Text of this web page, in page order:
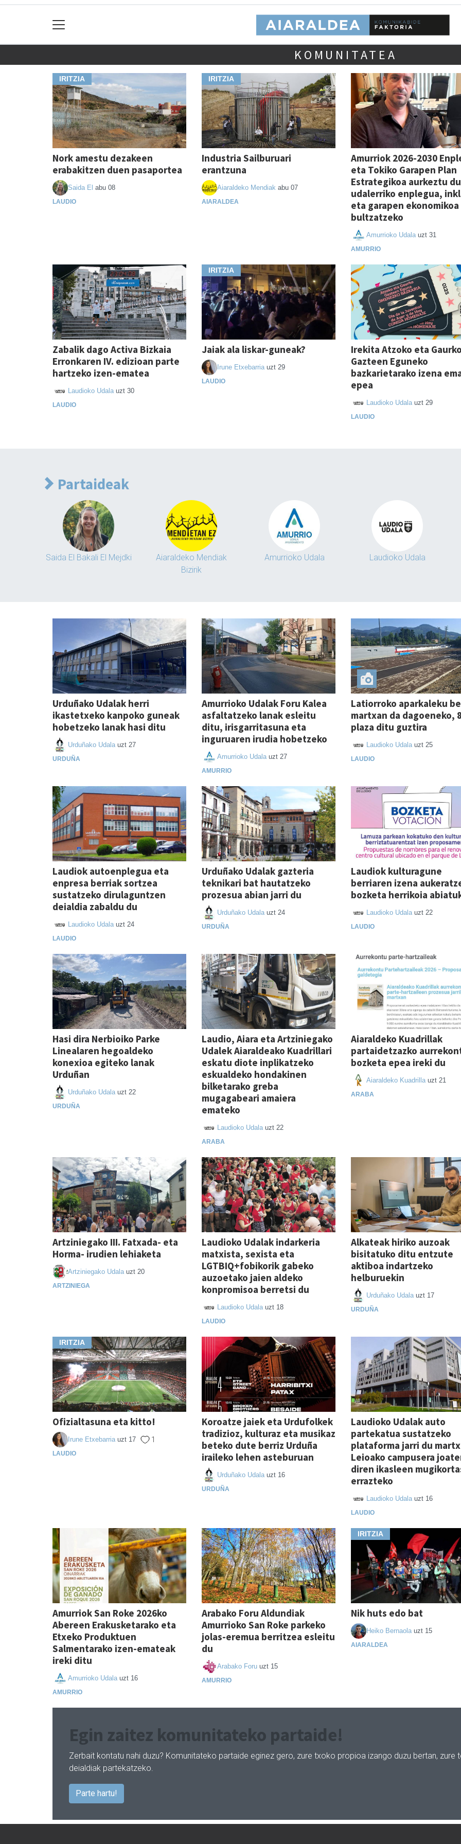
KOMUNITATEA
IRITZIA
Nork amestu dezakeen
erabakitzen duen pasaportea
Saida El abu 08
LAUDIO
IRITZIA
Industria Sailburuari
erantzuna
Aiaraldeko Mendiak abu 07
AIARALDEA
Amurriok 2026-2030
eta Tokiko Garapen Plan
Estrategikoa aurkeztu
udalerriko enplegua,
eta garapen ekonomikoa
bultzatzeko
Amurrioko Udala uzt 31
AMURRIO
Zabalik dago Activa Bizkaia
Erronkaren IV. edizioan parte
hartzeko izen-ematea
Laudioko Udala uzt 30
LAUDIO
IRITZIA
Jaiak ala liskar-guneak?
Irune Etxebarria uzt 29
LAUDIO
Irekita Atzoko eta
Gazteen Eguneko
bazkarietarako izena
epea
Laudioko Udala uzt 29
LAUDIO
Partaideak
Saida El Bakali El Mejdki
Aiaraldeko Mendiak
Bizirik
Amurrioko Udala Laudioko Udala
Urduñako Udalak herri
ikastetxeko kanpoko guneak
hobetzeko lanak hasi ditu
Urduñako Udala uzt 27
URDUÑA
Amurrioko Udalak Foru Kalea
asfaltatzeko lanak esleitu
ditu, irisgarritasuna eta
inguruaren irudia hobetzeko
Amurrioko Udala uzt 27
AMURRIO
Latiorroko aparkaleku
martxan da dagoeneko,
plaza ditu guztira
Laudioko Udala uzt 25
LAUDIO
Laudiok autoenplegua eta
enpresa berriak sortzea
sustatzeko dirulaguntzen
deialdia zabaldu du
Laudioko Udala uzt 24
LAUDIO
Urduñako Udalak gazteria
teknikari bat hautatzeko
prozesua abian jarri du
Urduñako Udala uzt 24
URDUÑA
Laudiok kulturagune
berriaren izena
bozketa herrikoia
Laudioko Udala uzt 22
LAUDIO
Hasi dira Nerbioiko Parke
Linealaren hegoaldeko
konexioa egiteko lanak
Urduñan
Urduñako Udala uzt 22
URDUÑA
Laudio, Aiara eta Artziniegako
Udalek Aiaraldeako Kuadrillari
eskatu diote inplikatzeko
eskualdeko hondakinen
bilketarako greba
mugagabeari amaiera
emateko
Laudioko Udala uzt 22
ARABA
Aiaraldeko Kuadrillak
partaidetzazko
bozketa epea ireki du
Aiaraldeko Kuadrilla uzt 21
ARABA
Artziniegako III. Fatxada- eta
Horma- irudien lehiaketa
Artziniegako Udala uzt 20
ARTZINIEGA
Laudioko Udalak indarkeria
matxista, sexista eta
LGTBIQ+fobikorik gabeko
auzoetako jaien aldeko
konpromisoa berretsi du
Laudioko Udala uzt 18
LAUDIO
Alkateak hiriko auzoak
bisitatuko ditu entzute
aktiboa indartzeko
helburuekin
Urduñako Udala uzt 17
URDUÑA
IRITZIA
Ofizialtasuna eta kitto!
Irune Etxebarria uzt 17 1
LAUDIO
Koroatze jaiek eta Urdufolkek
tradizioz, kulturaz eta musikaz
beteko dute berriz Urduña
iraileko lehen asteburuan
Urduñako Udala uzt 16
URDUÑA
Laudioko Udalak auto
partekatua sustatzeko
plataforma jarri du
Leioako campusera
diren ikasleen
errazteko
Laudioko Udala uzt 16
LAUDIO
Amurriok San Roke 2026ko
Abereen Erakusketarako eta
Etxeko Produktuen
Salmentarako izen-emateak
ireki ditu
Amurrioko Udala uzt 16
AMURRIO
Arabako Foru Aldundiak
Amurrioko San Roke parkeko
jolas-eremua berritzea esleitu
du
Arabako Foru uzt 15
AMURRIO
IRITZIA
Nik huts edo bat
Heiko Bernaola uzt 15
AIARALDEA
Egin zaitez komunitateko partaide!
Zerbait kontatu nahi duzu? Komunitateko partaide eginez gero, zure txoko propioa izango duzu bertan,
deialdiak partekatzeko.
Parte hartu!